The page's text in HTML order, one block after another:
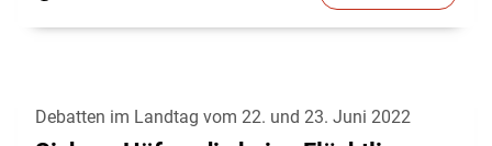
Debatten im Landtag vom 22. und 23. Juni 2022